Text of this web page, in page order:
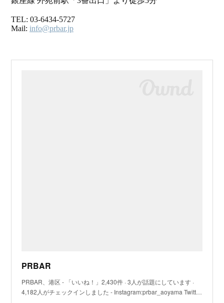
PRBAR
PRBAR、港区 - 「いいね！」2,430件 · 3人が話題にしています ·
4,182人がチェックインしました - Instagram:prbar_aoyama Twitt…